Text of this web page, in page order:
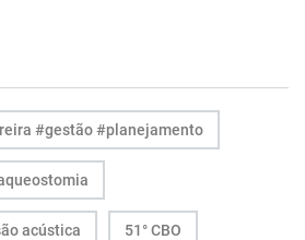
#gestão #planejamento
acústica 51° CBO